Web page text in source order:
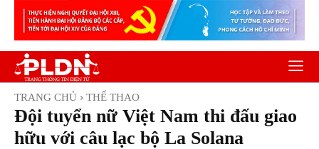
TRANG CHỦ THỂ THAO
Đội tuyển nữ Việt Nam thi đấu giao
hữu với câu lạc bộ La Solana